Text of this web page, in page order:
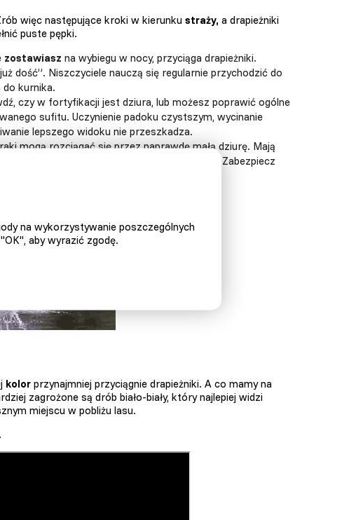
więc następujące kroki w kierunku straży, a drapieżniki
puste pępki.
zostawiasz na wybiegu w nocy, przyciąga drapieżniki.
dość”. Niszczyciele nauczą się regularnie przychodzić do
do kurnika.
czy w fortyfikacji jest dziura, lub możesz poprawić ogólne
sufitu. Uczynienie padoku czystszym, wycinanie
lepszego widoku nie przeszkadza.
mogą rozciągać się przez naprawdę małą dziurę. Mają
kurnika. Zamknij okna i drzwi w nocy. Zabezpiecz
kolorprzynajmniej przyciągnie drapieżniki. A co mamy na
zagrożone są drób biało-biały, który najlepiej widzi
miejscu w pobliżu lasu.
na wykorzystywanie poszczególnych
aby wyrazić zgodę.